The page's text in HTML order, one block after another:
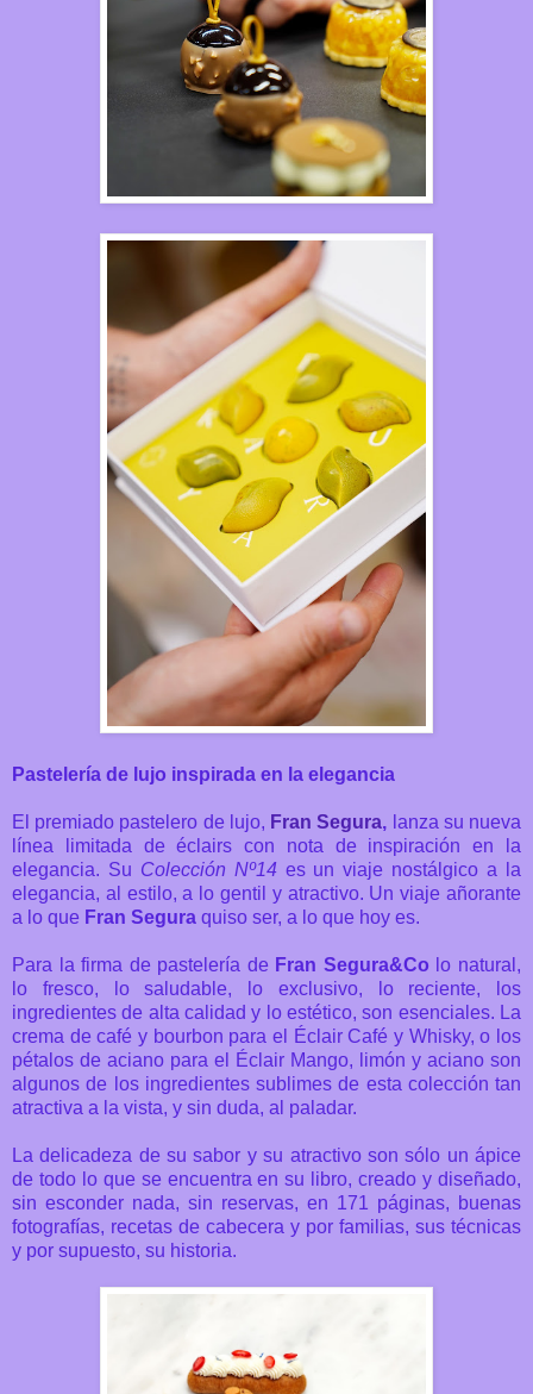
Pastelería de lujo inspirada en la elegancia
El premiado pastelero de lujo, Fran Segura, lanza su nueva
línea limitada de éclairs con nota de inspiración en la
elegancia. Su Colección Nº14 es un viaje nostálgico a la
elegancia, al estilo, a lo gentil y atractivo. Un viaje añorante
a lo que Fran Segura quiso ser, a lo que hoy es.
Para la firma de pastelería de Fran Segura&Co lo natural,
lo fresco, lo saludable, lo exclusivo, lo reciente, los
ingredientes de alta calidad y lo estético, son esenciales. La
crema de café y bourbon para el Éclair Café y Whisky, o los
pétalos de aciano para el Éclair Mango, limón y aciano son
algunos de los ingredientes sublimes de esta colección tan
atractiva a la vista, y sin duda, al paladar.
La delicadeza de su sabor y su atractivo son sólo un ápice
de todo lo que se encuentra en su libro, creado y diseñado,
sin esconder nada, sin reservas, en 171 páginas, buenas
fotografías, recetas de cabecera y por familias, sus técnicas
y por supuesto, su historia.